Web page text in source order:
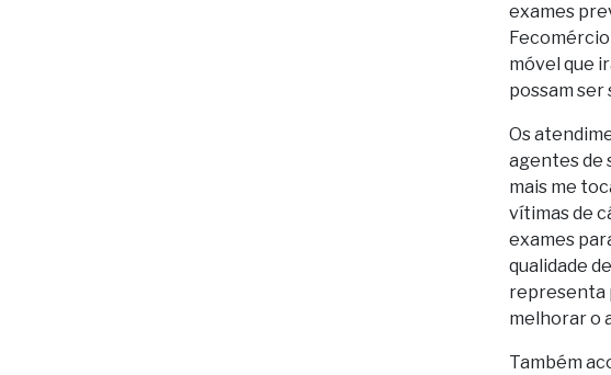
exames
móvel que
possam ser
Os
agentes de
mais me
vítimas de
exames
qualidade
representa
melhorar o
Também